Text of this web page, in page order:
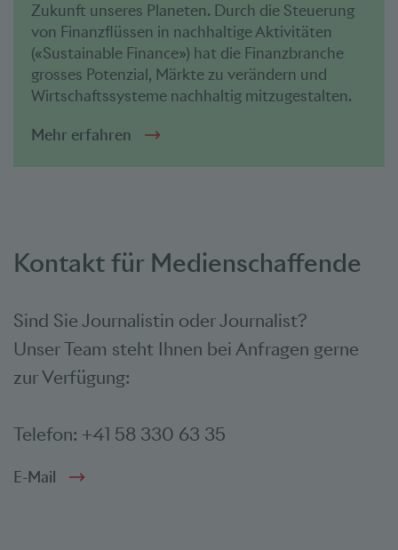
Zukunft unseres Planeten. Durch die Steuerung
von Finanzflüssen in nachhaltige Aktivitäten
(«Sustainable Finance») hat die Finanzbranche
grosses Potenzial, Märkte zu verändern und
Wirtschaftssysteme nachhaltig mitzugestalten.
Mehr erfahren
Kontakt für Medienschaffende
Sind Sie Journalistin oder Journalist?
Unser Team steht Ihnen bei Anfragen gerne
zur Verfügung:
Telefon: +41 58 330 63 35
E-Mail